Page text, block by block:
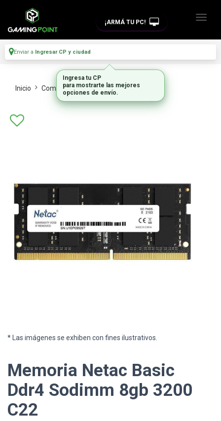
¡ARMÁ TU PC!
Enviar a Ingresar CP y ciudad
Inicio Componentes De Pc Memorias Ram
* Las imágenes se exhiben con fines ilustrativos.
Memoria Netac Basic
Ddr4 Sodimm 8gb 3200
C22
Ingresa tu CP
para mostrarte las mejores
opciones de envío.